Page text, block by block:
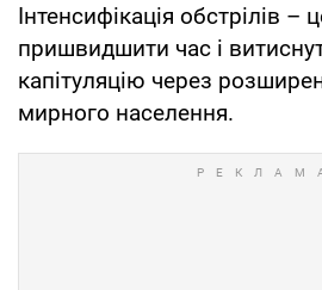
Інтенсифікація обстрілів –
пришвидшити час і
капітуляцію через
мирного населення.